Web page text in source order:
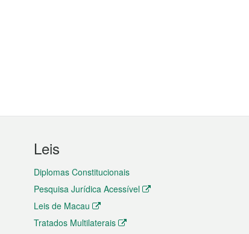
Leis
Diplomas Constitucionais
Pesquisa Jurídica Acessível
Leis de Macau
Tratados Multilaterais